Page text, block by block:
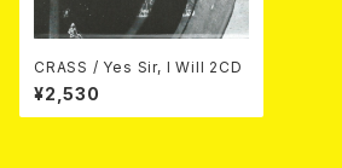
CRASS / Yes Sir, I Will 2CD
¥2,530